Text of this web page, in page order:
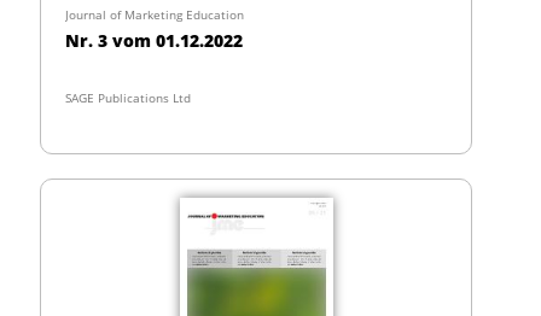
Journal of Marketing Education
Nr. 3 vom 01.12.2022
SAGE Publications Ltd